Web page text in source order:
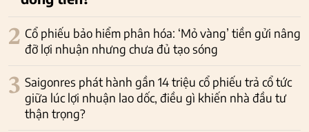
2 Cổ phiếu bảo hiểm phân hóa: ‘Mỏ vàng’ tiền gửi nâng
đỡ lợi nhuận nhưng chưa đủ tạo sóng
3 Saigonres phát hành gần 14 triệu cổ phiếu trả cổ tức
giữa lúc lợi nhuận lao dốc, điều gì khiến nhà đầu tư
thận trọng?